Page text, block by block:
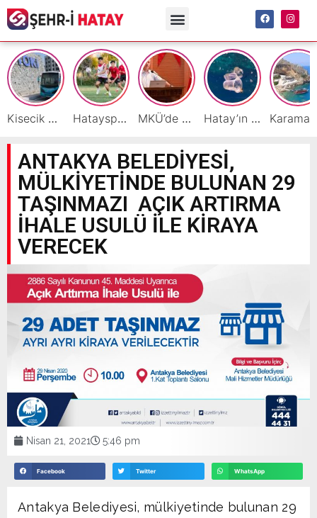
Kisecik TOKİ’lere Toplu Ulaşım Hizmeti Başladı Hatayspor’daki büyük kriz gençler için büyük bir fırsat MKÜ’de BAP ve TÜBİTAK 1001 Projeleri Masaya Yatırıldı Hatay’ın Deniz ve Sahillerini Kirleten Tesislere Ceza Yağdı!
ANTAKYA BELEDİYESİ,
MÜLKİYETİNDE BULUNAN 29
TAŞINMAZI AÇIK ARTIRMA
İHALE USULÜ İLE KİRAYA
VERECEK
Nisan 21, 2021 5:46 pm
Facebook Twitter WhatsApp
Antakya Belediyesi, mülkiyetinde bulunan 29